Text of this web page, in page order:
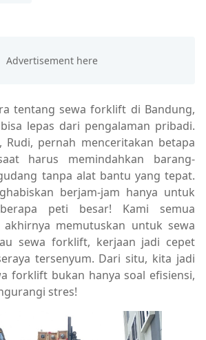
tentang sewa forklift di Bandung,
lepas dari pengalaman pribadi.
Rudi, pernah menceritakan betapa
harus memindahkan barang-
tanpa alat bantu yang tepat.
berjam-jam hanya untuk
peti besar! Kami semua
memutuskan untuk sewa
sewa forklift, kerjaan jadi cepet
tersenyum. Dari situ, kita jadi
forklift bukan hanya soal efisiensi,
stres!